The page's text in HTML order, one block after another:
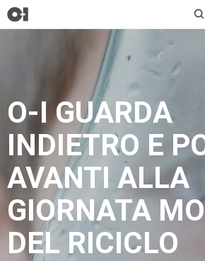
O-I GUARDA
INDIETRO E
AVANTI ALLA
GIORNATA
DEL RICICLO